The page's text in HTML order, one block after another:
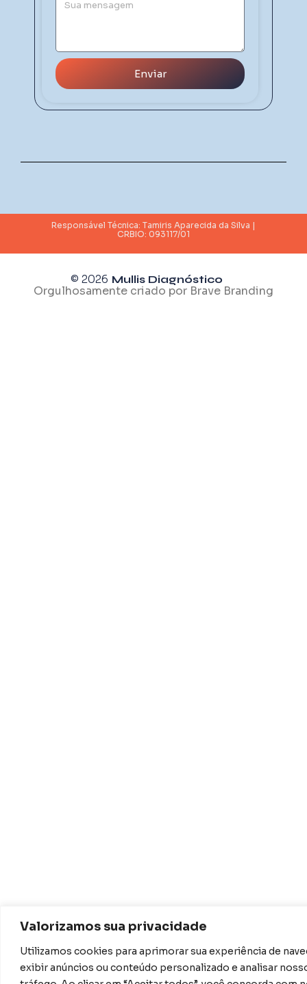
Valorizamos sua privacidade
Utilizamos cookies para aprimorar sua experiência de
exibir anúncios ou conteúdo personalizado e analisar
Enviar
Responsável Técnica: Tamiris Aparecida da Silva |
CRBIO: 093117/01
© 2026 Mullis Diagnóstico
Orgulhosamente criado por Brave Branding